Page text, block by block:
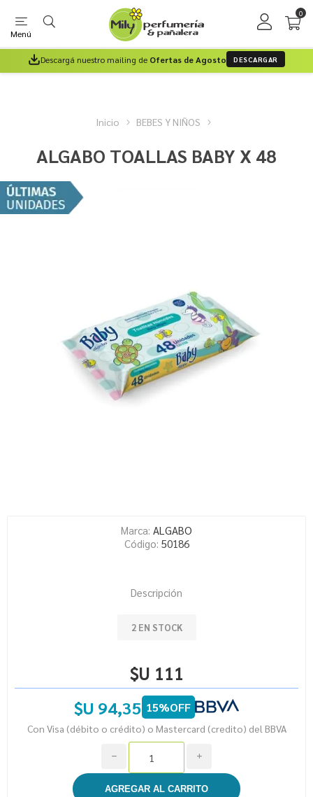
Menú
0
Descargá nuestro mailing de Ofertas de Agosto DESCARGAR
Inicio BEBES Y NIÑOS
ALGABO TOALLAS BABY X 48
Marca: ALGABO
Código: 50186
Descripción
2 EN STOCK
$U 111
$U 94,35 15%OFF
Con Visa (débito o crédito) o Mastercard (credito) del BBVA
i
h